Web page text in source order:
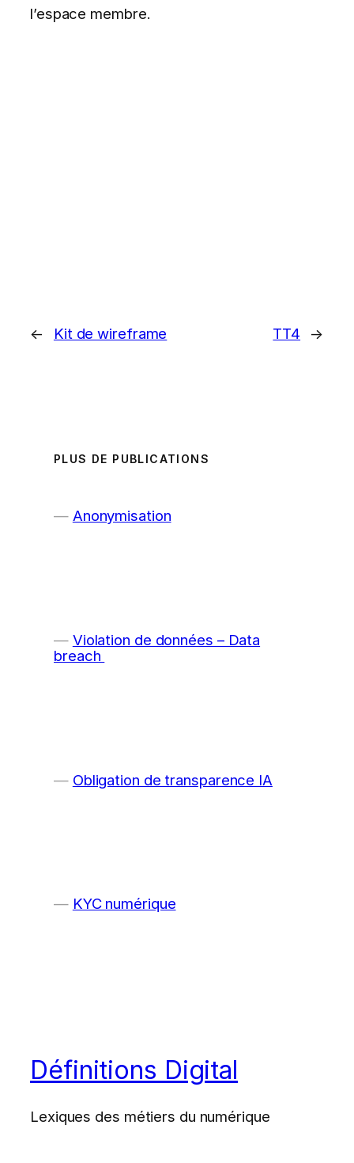
l’espace membre.
← Kit de wireframe TT4 →
PLUS DE PUBLICATIONS
Anonymisation
Violation de données – Data
breach
Obligation de transparence IA
KYC numérique
Définitions Digital
Lexiques des métiers du numérique